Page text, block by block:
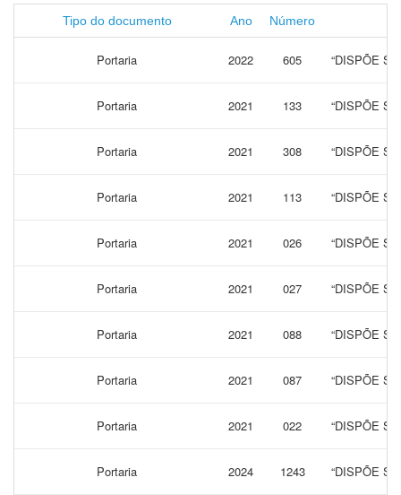
Tipo do documento Ano Número
Portaria 2022 605 “DISPÕE
Portaria 2021 133 “DISPÕE
Portaria 2021 308 “DISPÕE
Portaria 2021 113 “DISPÕE
Portaria 2021 026 “DISPÕE
Portaria 2021 027 “DISPÕE
Portaria 2021 088 “DISPÕE
Portaria 2021 087 “DISPÕE
Portaria 2021 022 “DISPÕE
Portaria 2024 1243 “DISPÕE